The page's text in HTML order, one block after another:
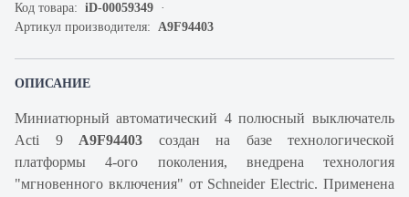
Код товара: iD-00059349
Артикул производителя: A9F94403
ОПИСАНИЕ
Миниатюрный автоматический 4 полюсный выключатель
Acti 9 A9F94403 создан на базе технологической
платформы 4-ого поколения, внедрена технология
"мгновенного включения" от Schneider Electric. Применена